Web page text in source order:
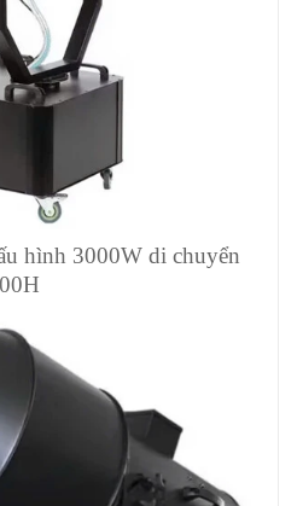
hình 3000W di chuyển